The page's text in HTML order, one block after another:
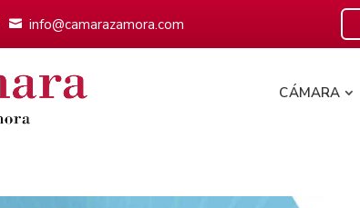
info@camarazamora.com
CÁMARA